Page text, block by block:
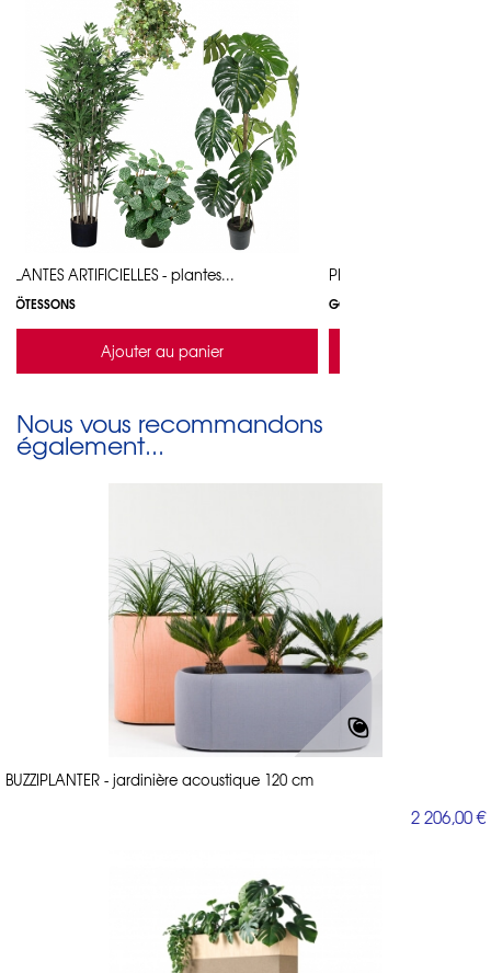
PLANTES ARTIFICIELLES - plantes...
GÖTESSONS
Ajouter au panier
PLANTES
GÖTESSONS
Nous vous recommandons
également...
BUZZIPLANTER - jardinière acoustique 120 cm
2 206,00 €